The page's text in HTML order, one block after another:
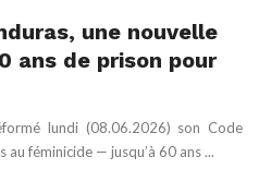
une nouvelle
ans de prison pour
lundi (08.06.2026) son Code
féminicide — jusqu’à 60 ans ...